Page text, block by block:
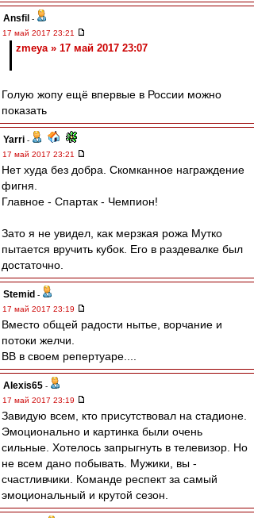
Ansfil -
17 май 2017 23:21
zmeya » 17 май 2017 23:07
Голую жопу ещё впервые в России можно
показать
Yarri -
17 май 2017 23:21
Нет худа без добра. Скомканное награждение
фигня.
Главное - Спартак - Чемпион!
Зато я не увидел, как мерзкая рожа Мутко
пытается вручить кубок. Его в раздевалке был
достаточно.
Stemid -
17 май 2017 23:19
Вместо общей радости нытье, ворчание и
потоки желчи.
ВВ в своем репертуаре....
Alexis65 -
17 май 2017 23:19
Завидую всем, кто присутствовал на стадионе.
Эмоционально и картинка были очень
сильные. Хотелось запрыгнуть в телевизор. Но
не всем дано побывать. Мужики, вы -
счастливчики. Команде респект за самый
эмоциональный и крутой сезон.